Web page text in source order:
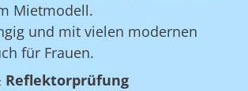
Mietmodell.
und mit vielen modernen
für Frauen.
Reflektorprüfung